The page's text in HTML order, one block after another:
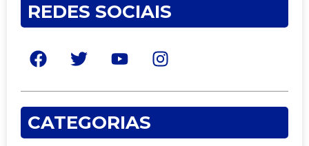
REDES SOCIAIS
CATEGORIAS